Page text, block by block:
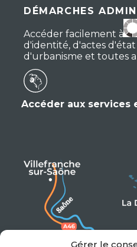
Gérer le
DÉMARCHES
Accéder facilement à
d'identité, d'actes
d'urbanisme et toutes
Accéder aux services